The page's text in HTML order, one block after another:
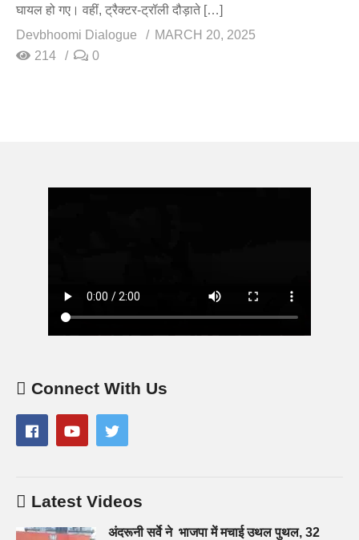
घायल हो गए। वहीं, ट्रैक्टर-ट्रॉली दौड़ाते […]
Devbhoomi Dialogue
MARCH 20, 2025
214
0
Connect With Us
Latest Videos
अंदरूनी सर्वे ने भाजपा में मचाई उथल पुथल, 32